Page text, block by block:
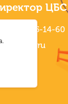
ЦБС
(38464) 5-14-60